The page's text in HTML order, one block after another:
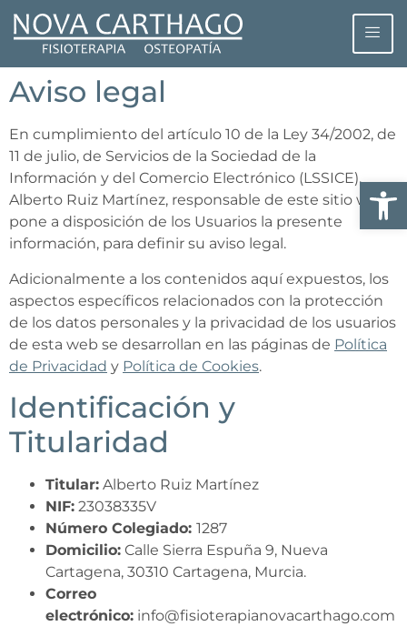
Aviso legal
En cumplimiento del artículo 10 de la Ley 34/2002, de
11 de julio, de Servicios de la Sociedad de la
Información y del Comercio Electrónico (LSSICE),
Alberto Ruiz Martínez, responsable de este sitio web;
pone a disposición de los Usuarios la presente
información, para definir su aviso legal.
Adicionalmente a los contenidos aquí expuestos, los
aspectos específicos relacionados con la protección
de los datos personales y la privacidad de los usuarios
de esta web se desarrollan en las páginas de Política
de Privacidad y Política de Cookies.
Identificación y
Titularidad
Titular: Alberto Ruiz Martínez
NIF: 23038335V
Número Colegiado: 1287
Domicilio: Calle Sierra Espuña 9, Nueva
Cartagena, 30310 Cartagena, Murcia.
Correo
electrónico: info@fisioterapianovacarthago.com